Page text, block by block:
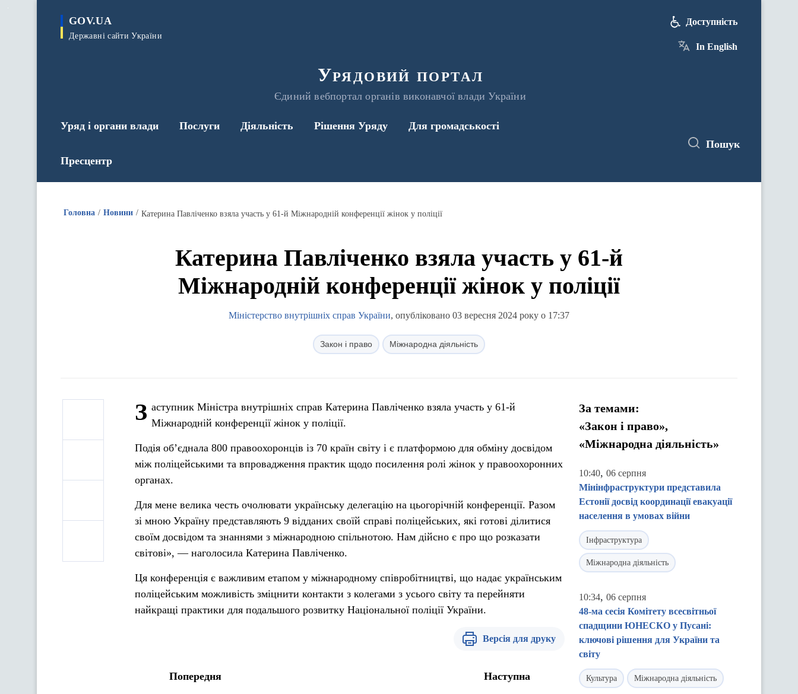
GOV.UA
Державні сайти України
Урядовий портал
Єдиний вебпортал органів виконавчої влади України
Доступність
In English
Уряд і органи влади Послуги Діяльність Рішення Уряду Для громадськості
Пресцентр
Пошук
Головна Новини Катерина Павліченко взяла участь у 61-й Міжнародній конференції жінок у поліції
Катерина Павліченко взяла участь у 61-й
Міжнародній конференції жінок у поліції
Міністерство внутрішніх справ України, опубліковано 03 вересня 2024 року о 17:37
Закон і право Міжнародна діяльність
З аступник Міністра внутрішніх справ Катерина Павліченко взяла участь у 61-й
Міжнародній конференції жінок у поліції.
Подія об’єднала 800 правоохоронців із 70 країн світу і є платформою для обміну досвідом
між поліцейськими та впровадження практик щодо посилення ролі жінок у правоохоронних
органах.
Для мене велика честь очолювати українську делегацію на цьогорічній конференції. Разом
зі мною Україну представляють 9 відданих своїй справі поліцейських, які готові ділитися
своїм досвідом та знаннями з міжнародною спільнотою. Нам дійсно є про що розказати
світові», — наголосила Катерина Павліченко.
Ця конференція є важливим етапом у міжнародному співробітництві, що надає українським
поліцейським можливість зміцнити контакти з колегами з усього світу та перейняти
найкращі практики для подальшого розвитку Національної поліції України.
Версія для друку
Попередня Наступна
За темами:
«Закон і право»,
«Міжнародна діяльність»
10:40, 06 серпня
Мінінфраструктури представила
Естонії досвід координації евакуації
населення в умовах війни
Інфраструктура
Міжнародна діяльність
10:34, 06 серпня
48-ма сесія Комітету всесвітньої
спадщини ЮНЕСКО у Пусані:
ключові рішення для України та
світу
Культура Міжнародна діяльність